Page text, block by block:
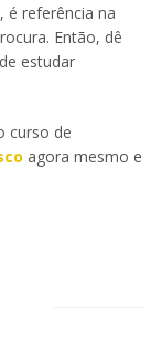
é referência na
Então, dê
estudar
curso de
agora mesmo e